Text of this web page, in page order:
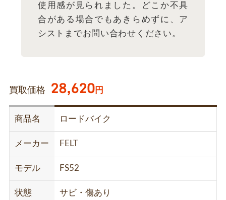
使用感が見られました。どこか不具
合がある場合でもあきらめずに、ア
シストまでお問い合わせください。
買取価格 28,620円
商品名 ロードバイク
メーカー FELT
モデル FS52
状態 サビ・傷あり